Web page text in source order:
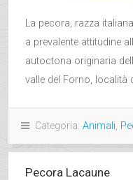
La pecora, razza
a prevalente attitudine
autoctona originaria
valle del Forno, località
Categoria: Animali,
Pecora Lacaune